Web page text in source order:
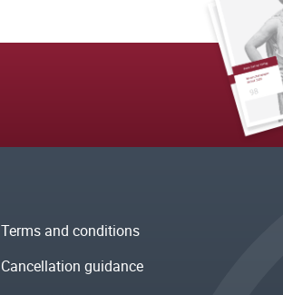
Terms and conditions
Cancellation guidance